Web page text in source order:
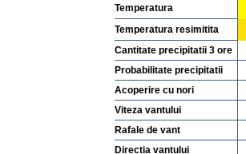
Temperatura
Temperatura resimitita
Cantitate precipitatii 3 ore
Probabilitate precipitatii
Acoperire cu nori
Viteza vantului
Rafale de vant
Directia vantului